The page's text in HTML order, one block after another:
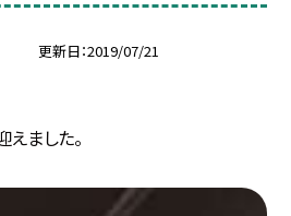
更新日 2019/07/21
ました。